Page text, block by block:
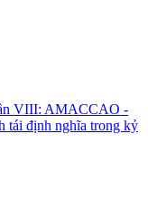
VIII: AMACCAO -
tái định nghĩa trong kỷ